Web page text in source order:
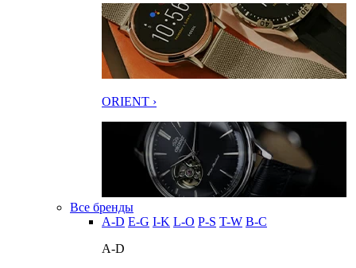
ORIENT ›
Все бренды
A-D E-G I-K L-O P-S T-W В-С
A-D